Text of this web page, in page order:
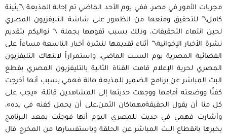
مجريات الأمور في مصر، ففي يوم الأحد الماضي تم إحالة المذيعة \”بثينة
كامل\” للتحقيق ومنعها من الظهور على شاشة التليفزيون المصري
لحين انتهاء التحقيقات، وذلك بسبب تفوهها بجملة \” نواليكم بتقديم
نشرة الأخبار الإخوانية\” أثناء تقديمها لنشرة أخبار التاسعة مساءاً على
الفضائية المصرية يوم السبت الماضي، واستمراراً لانتهاك التليفزيون
المصري لحرية الإعلام قامت القناة الثانية بالتليفزيون المصري بقطع
البث المباشر عن برنامج الضمير للمذيعة هالة فهمي بسبب أنها أخرجت
كفنًا ووضعته أمامها ووجهت حديثها إلى المشاهدين قائلة: «يجب على
كل منا أن يقول الحقيقةمهماكان الثمن،على أن يحمل كفنه في يده»،
وأشارت فهمي في حديث للمصري اليوم أنها فوجئت بمعد البرنامج
يخبرها بانقطاع البث المباشر عن الحلقة وباستفسارها من المخرج قال